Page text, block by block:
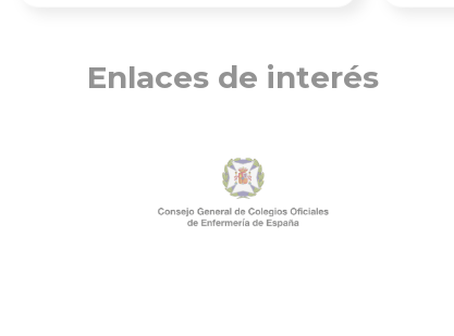
Enlaces de interés